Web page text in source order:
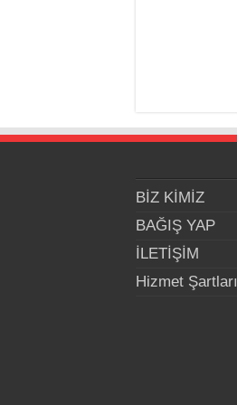
BİZ KİMİZ
BAĞIŞ YAP
İLETİŞİM
Hizmet Şartları